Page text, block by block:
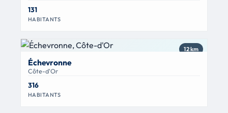
131
HABITANTS
12 km
Échevronne
Côte-d'Or
316
HABITANTS